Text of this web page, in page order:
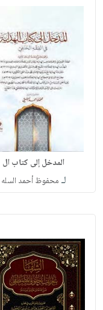
المدخل إلى كتاب ال
لـ محفوظ أحمد السله